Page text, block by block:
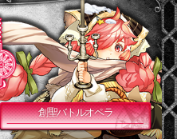
創聖バトルオペラ